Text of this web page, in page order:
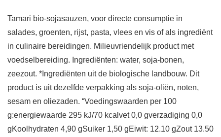
Tamari bio-sojasauzen, voor directe consumptie in
salades, groenten, rijst, pasta, vlees en vis of als ingrediënt
in culinaire bereidingen. Milieuvriendelijk product met
voedselbereiding. Ingrediënten: water, soja-bonen,
zeezout. *Ingrediënten uit de biologische landbouw. Dit
product is uit dezelfde verpakking als soja-oliën, noten,
sesam en oliezaden. “Voedingswaarden per 100
g:energiewaarde 295 kJ/70 kcalvet 0,0 gverzadiging 0,0
gKoolhydraten 4,90 gSuiker 1,50 gEiwit: 12.10 gZout 13.50